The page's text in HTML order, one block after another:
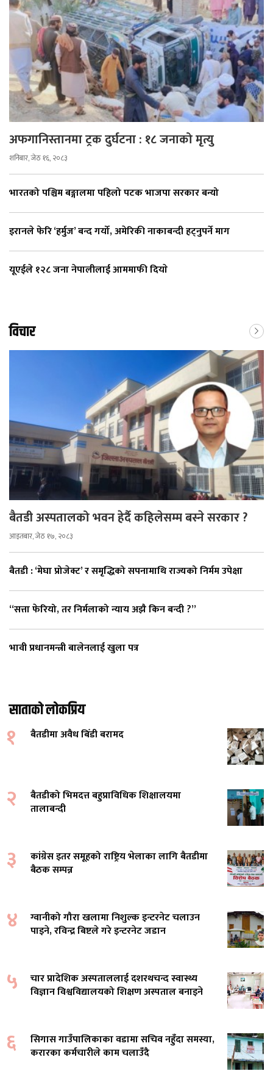
अफगानिस्तानमा ट्रक दुर्घटना : १८ जनाको मृत्यु
शनिबार, जेठ १६, २०८३
भारतको पश्चिम बङ्गालमा पहिलो पटक भाजपा सरकार बन्यो
इरानले फेरि ‘हर्मुज’ बन्द गर्यो, अमेरिकी नाकाबन्दी हट्नुपर्ने माग
यूएईले १२८ जना नेपालीलाई आममाफी दियाे
विचार
बैतडी अस्पतालको भवन हेर्दै कहिलेसम्म बस्ने सरकार ?
आइतबार, जेठ १७, २०८३
बैतडी : ‘मेघा प्रोजेक्ट’ र समृद्धिको सपनामाथि राज्यको निर्मम उपेक्षा
“सत्ता फेरियो, तर निर्मलाको न्याय अझै किन बन्दी ?”
भावी प्रधानमन्त्री बालेनलाई खुला पत्र
साताको लोकप्रिय
१ बैतडीमा अवैध बिँडी बरामद
२
बैतडीको भिमदत्त बहुप्राविधिक शिक्षालयमा
तालाबन्दी
३
कांग्रेस इतर समूहको राष्ट्रिय भेलाका लागि बैतडीमा
बैठक सम्पन्न
४
ग्वानीको गौरा खलामा निशुल्क इन्टरनेट चलाउन
पाइने, रविन्द्र बिष्टले गरे इन्टरनेट जडान
५
चार प्रादेशिक अस्पताललाई दशरथचन्द स्वास्थ्य
विज्ञान विश्वविद्यालयको शिक्षण अस्पताल बनाइने
६
सिगास गाउँपालिकाका वडामा सचिव नहुँदा समस्या,
करारका कर्मचारीले काम चलाउँदै